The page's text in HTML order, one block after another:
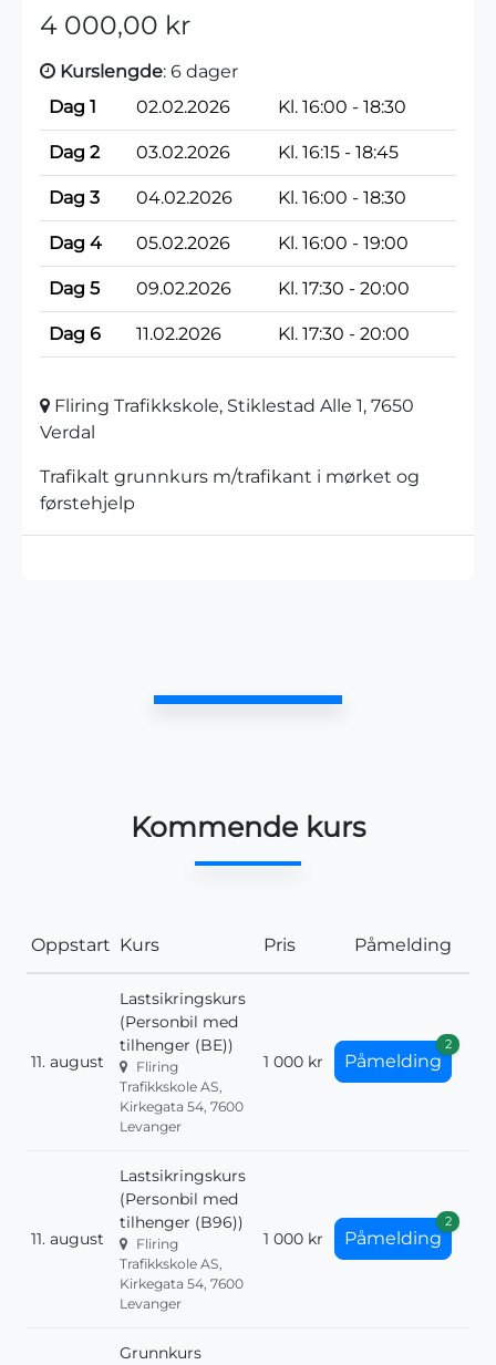
4 000,00 kr
Kurslengde: 6 dager
Dag 1
02.02.2026 Kl. 16:00 - 18:30
Dag 2 03.02.2026 Kl. 16:15 - 18:45
Dag 3 04.02.2026 Kl. 16:00 - 18:30
Dag 4 05.02.2026 Kl. 16:00 - 19:00
Dag 5 09.02.2026 Kl. 17:30 - 20:00
Dag 6 11.02.2026 Kl. 17:30 - 20:00
Fliring Trafikkskole, Stiklestad Alle 1, 7650
Verdal
Trafikalt grunnkurs m/trafikant i mørket og
førstehjelp
Kommende kurs
Oppstart Kurs Pris Påmelding
11. august
Lastsikringskurs
(Personbil med
tilhenger (BE))
Fliring
Trafikkskole AS,
Kirkegata 54, 7600
Levanger
1 000 kr Påmelding
2
11. august
Lastsikringskurs
(Personbil med
tilhenger (B96))
Fliring
Trafikkskole AS,
Kirkegata 54, 7600
Levanger
1 000 kr Påmelding
2
Grunnkurs